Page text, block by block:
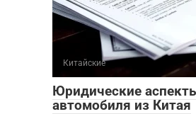
Китайские
Юридические
автомобиля из Китая